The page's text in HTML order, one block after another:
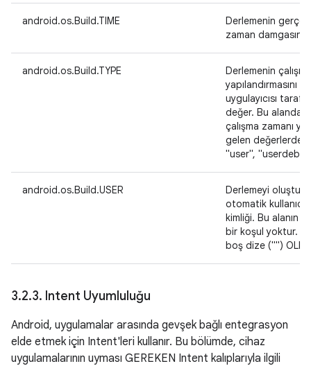
android.os.Build.TIME
Derlemenin
zaman
android.os.Build.TYPE
Derlemenin
yapılandırmasını
uygulayıcısı
değer. Bu alanda,
çalışma zamanı
gelen değerlerden
"user",
android.os.Build.USER
Derlemeyi
otomatik
kimliği. Bu alanın
bir koşul yoktur.
boş dize ("")
3.2.3. Intent Uyumluluğu
Android, uygulamalar arasında gevşek bağlı entegrasyon
elde etmek için Intent'leri kullanır. Bu bölümde, cihaz
uygulamalarının uyması GEREKEN Intent kalıplarıyla ilgili